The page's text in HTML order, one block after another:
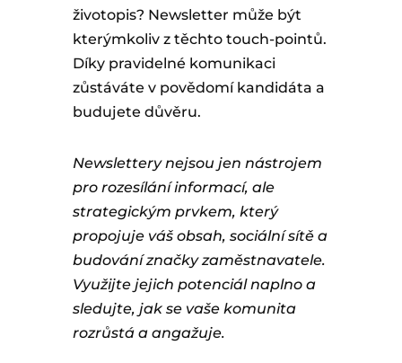
životopis? Newsletter může být
kterýmkoliv z těchto touch-pointů.
Díky pravidelné komunikaci
zůstáváte v povědomí kandidáta a
budujete důvěru.
Newslettery nejsou jen nástrojem
pro rozesílání informací, ale
strategickým prvkem, který
propojuje váš obsah, sociální sítě a
budování značky zaměstnavatele.
Využijte jejich potenciál naplno a
sledujte, jak se vaše komunita
rozrůstá a angažuje.